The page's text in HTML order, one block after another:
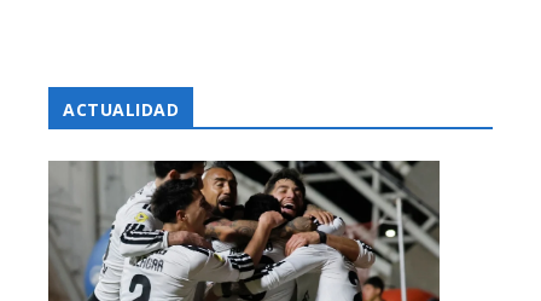
ACTUALIDAD